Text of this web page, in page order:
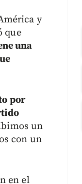
y
que
una
por
un
con un
en el